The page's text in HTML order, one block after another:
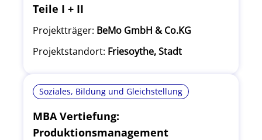
Teile I + II
Projektträger: BeMo GmbH & Co.KG
Projektstandort: Friesoythe, Stadt
Soziales, Bildung und Gleichstellung
MBA Vertiefung:
Produktionsmanagement